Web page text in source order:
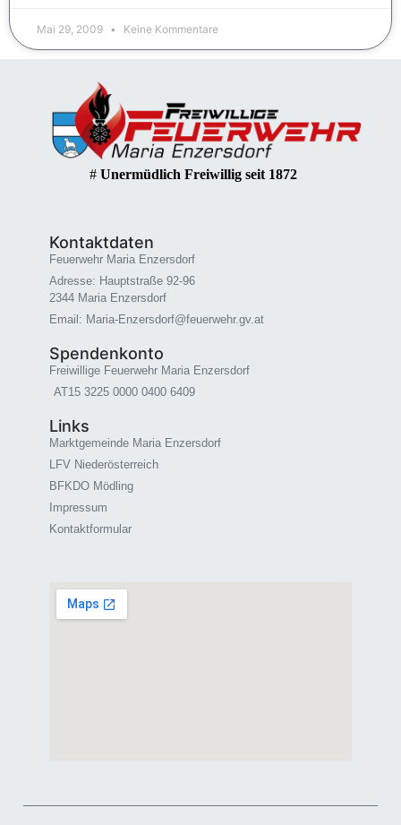
Mai 29, 2009 Keine Kommentare
# Unermüdlich Freiwillig seit 1872
Kontaktdaten
Feuerwehr Maria Enzersdorf
Adresse: Hauptstraße 92-96
2344 Maria Enzersdorf
Email: Maria-Enzersdorf@feuerwehr.gv.at
Spendenkonto
Freiwillige Feuerwehr Maria Enzersdorf
AT15 3225 0000 0400 6409
Links
Marktgemeinde Maria Enzersdorf
LFV Niederösterreich
BFKDO Mödling
Impressum
Kontaktformular